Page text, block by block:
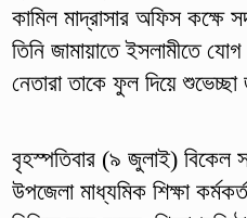
কামিল মাদ্রাসার অফিস কক্ষে
তিনি জামায়াতে ইসলামীতে
নেতারা তাকে ফুল দিয়ে
বৃহস্পতিবার (৯ জুলাই) বিকেল
উপজেলা মাধ্যমিক শিক্ষা